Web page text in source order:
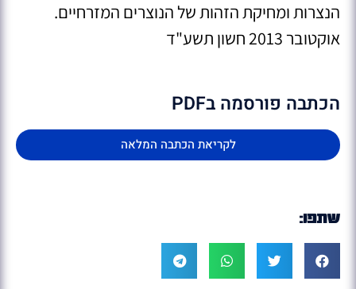
הנצרות ומחיקת הזהות של הנוצרים המזרחיים.
אוקטובר 2013 חשון תשע"ד
הכתבה פורסמה בPDF
לקריאת הכתבה המלאה
שתפו: